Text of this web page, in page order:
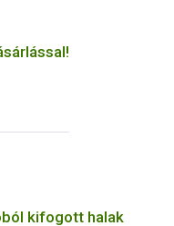
kifogott halak